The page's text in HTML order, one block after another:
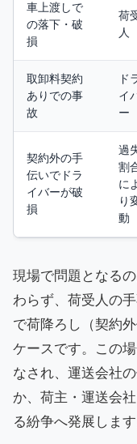
車上渡しで
の落下・破
損
荷
人
取卸料契約
ありでの事
故
ド
イ
ー
契約外の手
伝いでドラ
イバーが破
損
過
割
に
り
動
現場で問題となる
わらず、荷受人の
で荷降ろし（契約
ケースです。この
なされ、運送会社
か、荷主・運送会
る紛争へ発展します